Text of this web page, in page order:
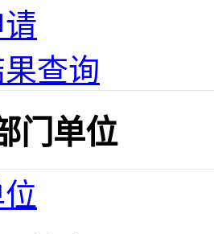
查询
门单位